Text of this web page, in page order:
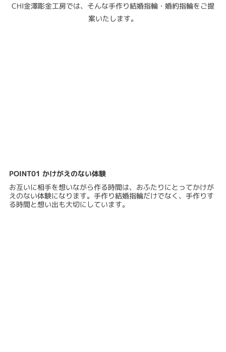
CHI金澤彫金工房では、そんな手作り結婚指輪・婚約指輪をご提
案いたします。
POINT01 かけがえのない体験
お互いに相手を想いながら作る時間は、おふたりにとってかけが
えのない体験になります。手作り結婚指輪だけでなく、手作りす
る時間と想い出も大切にしています。